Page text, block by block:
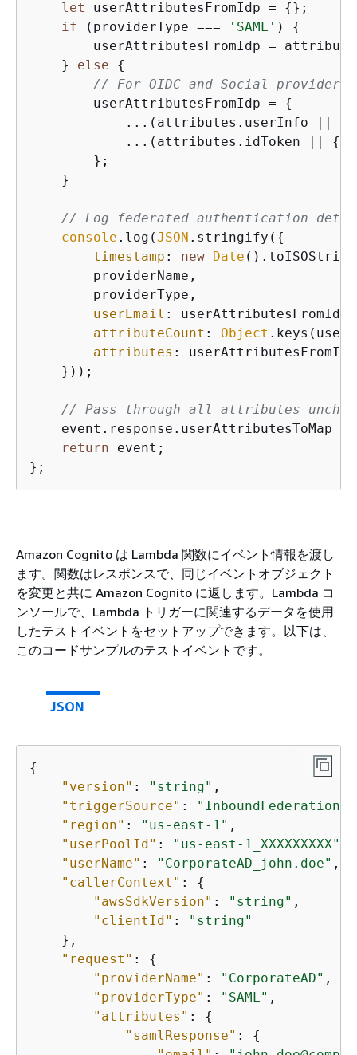
let userAttributesFromIdp = {};
if (providerType === 'SAML' ) {
userAttributesFromIdp =
    }
else
{
// For OIDC and Social
        userAttributesFromIdp =
{
            ...(attributes.userInfo ||
            ...(attributes.idToken ||
{
        };
    }
// Log federated authentication
console .log(JSON .stringify( {
timestamp : new Date
        providerName,
        providerType,
userEmail :
attributeCount : Object
attributes : userAttributesFromIdp
    }));
// Pass through all attributes
event.response.userAttributesToMap =
return event;
};
Amazon Cognito は Lambda 関数にイベント情報を渡し
ます。関数はレスポンスで、同じイベントオブジェクト
を変更と共に Amazon Cognito に返します。Lambda コ
ンソールで、Lambda トリガーに関連するデータを使用
したテストイベントをセットアップできます。以下は、
このコードサンプルのテストイベントです。
JSON
{
"version" : "string" ,
"triggerSource" :
"region" : "us-east-1" ,
"userPoolId" : "us-east-1_XXXXXXXXX"
"userName" : "CorporateAD_john.doe" ,
"callerContext" : {
"awsSdkVersion" : "string" ,
"clientId" :
"string"
    },
"request" : {
"providerName" : "CorporateAD" ,
"providerType" : "SAML" ,
"attributes" : {
"samlResponse" : {